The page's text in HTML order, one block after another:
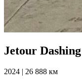
Jetour Dashing
2024 | 26 888 км